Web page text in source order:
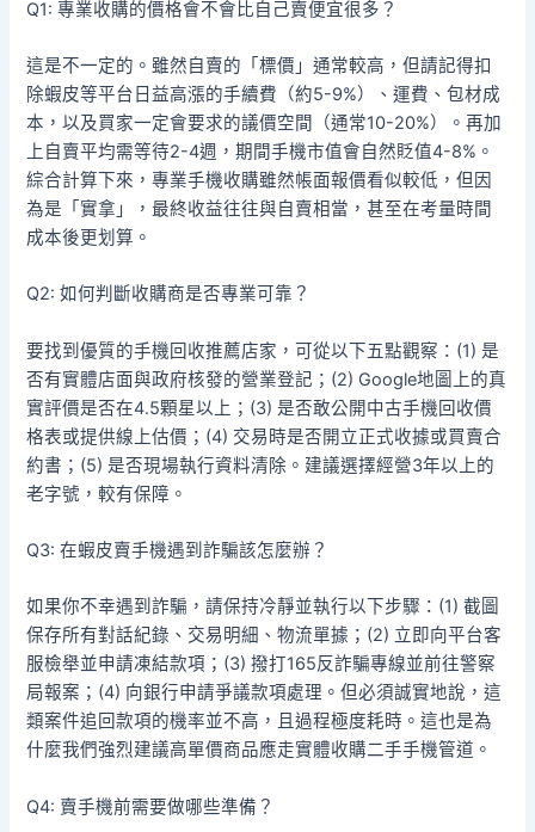
Q1: 專業收購的價格會不會比自己賣便宜很多？
這是不一定的。雖然自賣的「標價」通常較高，但請記得扣
除蝦皮等平台日益高漲的手續費（約5-9%）、運費、包材成
本，以及買家一定會要求的議價空間（通常10-20%）。再加
上自賣平均需等待2-4週，期間手機市值會自然貶值4-8%。
綜合計算下來，專業手機收購雖然帳面報價看似較低，但因
為是「實拿」，最終收益往往與自賣相當，甚至在考量時間
成本後更划算。
Q2: 如何判斷收購商是否專業可靠？
要找到優質的手機回收推薦店家，可從以下五點觀察：(1) 是
否有實體店面與政府核發的營業登記；(2) Google地圖上的真
實評價是否在4.5顆星以上；(3) 是否敢公開中古手機回收價
格表或提供線上估價；(4) 交易時是否開立正式收據或買賣合
約書；(5) 是否現場執行資料清除。建議選擇經營3年以上的
老字號，較有保障。
Q3: 在蝦皮賣手機遇到詐騙該怎麼辦？
如果你不幸遇到詐騙，請保持冷靜並執行以下步驟：(1) 截圖
保存所有對話紀錄、交易明細、物流單據；(2) 立即向平台客
服檢舉並申請凍結款項；(3) 撥打165反詐騙專線並前往警察
局報案；(4) 向銀行申請爭議款項處理。但必須誠實地說，這
類案件追回款項的機率並不高，且過程極度耗時。這也是為
什麼我們強烈建議高單價商品應走實體收購二手手機管道。
Q4: 賣手機前需要做哪些準備？